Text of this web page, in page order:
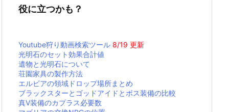
役に立つかも？
Youtube狩り動画検索ツール 8/19 更新
光明石のセット効果合計値
遺物と光明石について
荘園家具の製作方法
エルビアの領域ドロップ場所まとめ
ブラックスターとゴッドアイドとボス装備の比較
真Ⅴ装備のカプラス必要数